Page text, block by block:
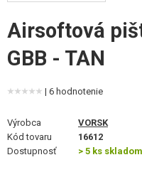
SERVIS A ÚDRŽBA ZBRANÍ
OUTDOOR A BUSHCRAFT
Airsoftová
GBB - TAN
| 6 hodnotenie
Výrobca
VORSK
Kód tovaru
16612
Dostupnosť
> 5 ks skladom